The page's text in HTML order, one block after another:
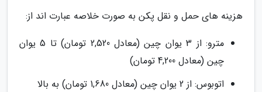
هزینه های حمل و نقل پکن به صورت خلاصه عبارت اند از:
مترو: از 3 یوان چین (معادل 2,520 تومان) تا 5 یوان
چین (معادل 4,200 تومان)
اتوبوس: از 2 یوان چین (معادل 1,680 تومان) به بالا